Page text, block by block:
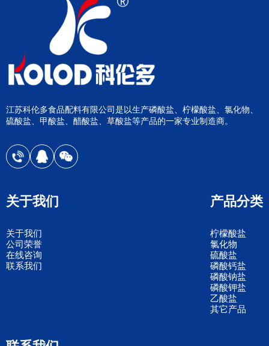
江苏科伦多食品配料有限公司是以生产磷酸盐、柠檬酸盐、氯化物、
硫酸盐、甲酸盐、醋酸盐、草酸盐等产品的一家专业制造商。
关于我们
关于我们
公司荣誉
在线咨询
联系我们
产品分类
柠檬酸盐
氯化物
硫酸盐
磷酸钙盐
磷酸钠盐
磷酸钾盐
乙酸盐
其它产品